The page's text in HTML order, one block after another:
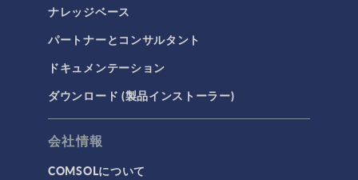
ナレッジベース
パートナーとコンサルタント
ドキュメンテーション
ダウンロード (製品インストーラー)
会社情報
COMSOLについて